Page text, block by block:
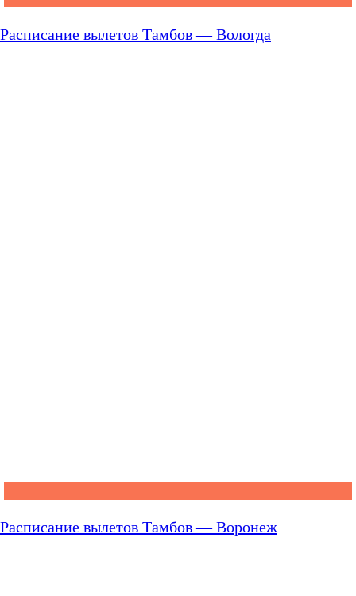
Расписание вылетов Тамбов — Вологда
Расписание вылетов Тамбов — Воронеж